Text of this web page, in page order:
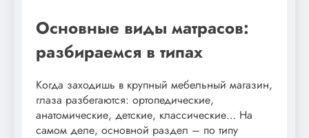
Основные виды матрасов:
разбираемся в типах
Когда заходишь в крупный мебельный магазин,
глаза разбегаются: ортопедические,
анатомические, детские, классические… На
самом деле, основной раздел – по типу